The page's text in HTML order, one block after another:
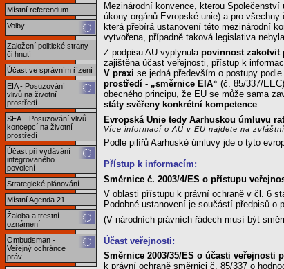
Místní referendum
Volby
Založení politické strany
či hnutí
Účast ve správním řízení
EIA - Posuzování
vlivů na životní
prostředí
SEA – Posuzování vlivů
koncepcí na životní
prostředí
Účast při vydávání
integrovaného
povolení
Strategické plánování
Místní Agenda 21
Žaloba a trestní
oznámení
Ombudsman -
Veřejný ochránce
práv
Mezinárodní konvence, kterou
úkony orgánů Evropské unie) a pro
která přebírá ustanovení této mezinárodní
vytvořena, případně taková legislativa
Z podpisu AU vyplynula povinnost zakotvit
zajištěna účast veřejnosti, přístup k
V praxi se jedná především o postupy podle
prostředí - „směrnice EIA“ (č. 85/337/
obecného principu, že EU se může sama
státy svěřeny konkrétní kompetence.
Evropská Unie tedy Aarhuskou úmluvu
Více informací o AU v EU najdete na zvláštní
Podle pilířů Aarhuské úmluvy jde o tyto
Přístup k informacím:
Směrnice č. 2003/4/ES o přístupu
V oblasti přístupu k právní ochraně v čl. 6
Podobné ustanovení je součástí předpisů o
(V národních právních řádech musí být
Účast veřejnosti:
Směrnice 2003/35/ES o účasti veřejnosti
k právní ochraně směrnici č. 85/337 o